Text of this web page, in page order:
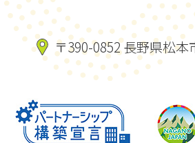
〒390-0852 長野県松本